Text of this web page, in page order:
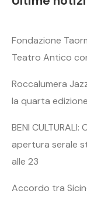
Fondazione
Teatro Antico
Roccalumera
la quarta edizione
BENI
apertura serale
alle 23
Accordo tra